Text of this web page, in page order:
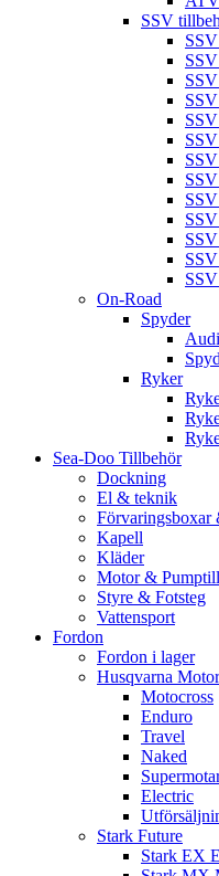
SSV
On-Road
Spyder
Ryker
Sea-Doo Tillbehör
Dockning
El & teknik
Förvaringsboxar
Kapell
Kläder
Motor &
Styre & Fotsteg
Vattensport
Fordon
Fordon i lager
Husqvarna
Motocross
Enduro
Travel
Naked
Electric
Stark Future
Stark EX